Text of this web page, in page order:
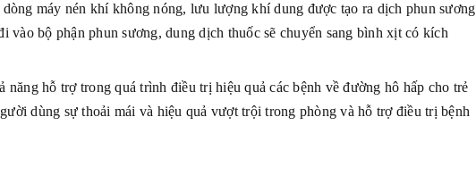
máy nén khí không nóng, lưu lượng khí dung được tạo ra dịch phun sương
bộ phận phun sương, dung dịch thuốc sẽ chuyển sang bình xịt có kích
hỗ trợ trong quá trình điều trị hiệu quả các bệnh về đường hô hấp cho trẻ
dùng sự thoải mái và hiệu quả vượt trội trong phòng và hỗ trợ điều trị bệnh